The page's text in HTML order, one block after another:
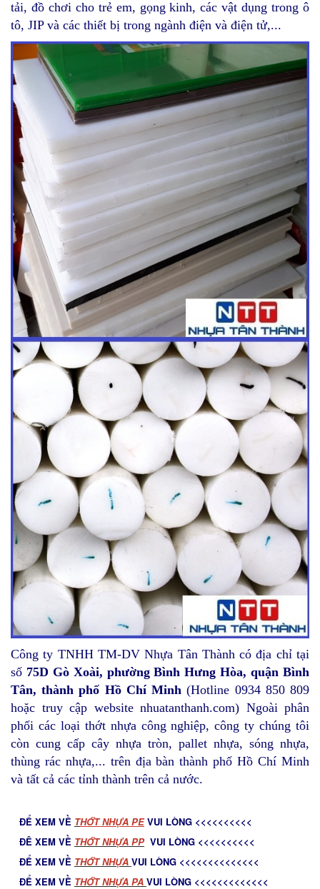
tải, đồ chơi cho trẻ em, gọng kinh, các vật dụng trong ô
tô, JIP và các thiết bị trong ngành điện và điện tử,...
Công ty TNHH TM-DV Nhựa Tân Thànhcó địa chỉ tại
số 75D Gò Xoài, phường Bình Hưng Hòa, quận Bình
Tân, thành phố Hồ Chí Minh(Hotline 0934 850 809
hoặc truy cập website nhuatanthanh.com) Ngoài phân
phối các loại thớt nhựa công nghiệp, công ty chúng tôi
còn cung cấp cây nhựa tròn, pallet nhựa, sóng nhựa,
thùng rác nhựa,... trên địa bàn thành phố Hồ Chí Minh
và tất cả các tỉnh thành trên cả nước.
ĐỂ XEM VỀ THỚT NHỰA PEVUI LÒNG <<<<<<<<<<
ĐÊ XEM VỀ THỚT NHỰA PPVUI LÒNG <<<<<<<<<<
ĐỂ XEM VỀ THỚT NHỰA VUI LÒNG <<<<<<<<<<<<<<
ĐỂ XEM VỀ THỚT NHỰA PA VUI LÒNG <<<<<<<<<<<<<